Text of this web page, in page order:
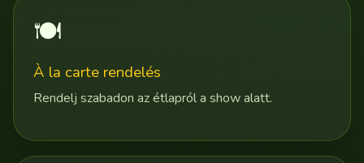
🍽️
À la carte rendelés
Rendelj szabadon az étlapról a show alatt.